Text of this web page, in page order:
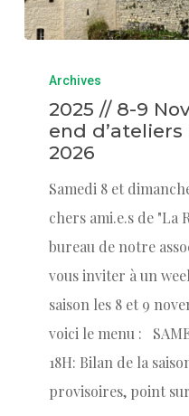
Archives
2025 // 8-9
end
2026
Samedi 8 et
chers ami.e.s de "La
bureau de notre
vous inviter à un
saison les 8 et 9
voici le menu :
18H: Bilan de la
provisoires, point